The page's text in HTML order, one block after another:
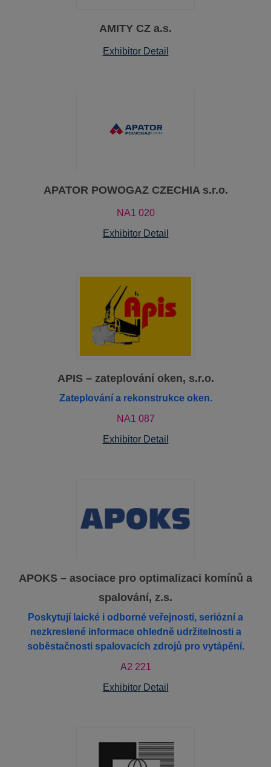
AMITY CZ a.s.
Exhibitor Detail
APATOR POWOGAZ CZECHIA s.r.o.
NA1 020
Exhibitor Detail
APIS – zateplování oken, s.r.o.
Zateplování a rekonstrukce oken.
NA1 087
Exhibitor Detail
APOKS – asociace pro optimalizaci komínů a
spalování, z.s.
Poskytují laické i odborné veřejnosti, seriózní a
nezkreslené informace ohledně udržitelnosti a
soběstačnosti spalovacích zdrojů pro vytápění.
A2 221
Exhibitor Detail